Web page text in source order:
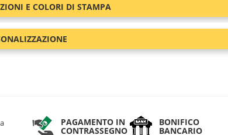
532 pz 133 pz 571 pz 547 pz
0 pz 206 pz 0 pz 202 pz
E COLORI DI STAMPA
PAGAMENTO IN
CONTRASSEGNO
BONIFICO
BANCARIO